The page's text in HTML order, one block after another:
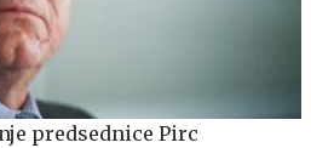
predsednice Pirc